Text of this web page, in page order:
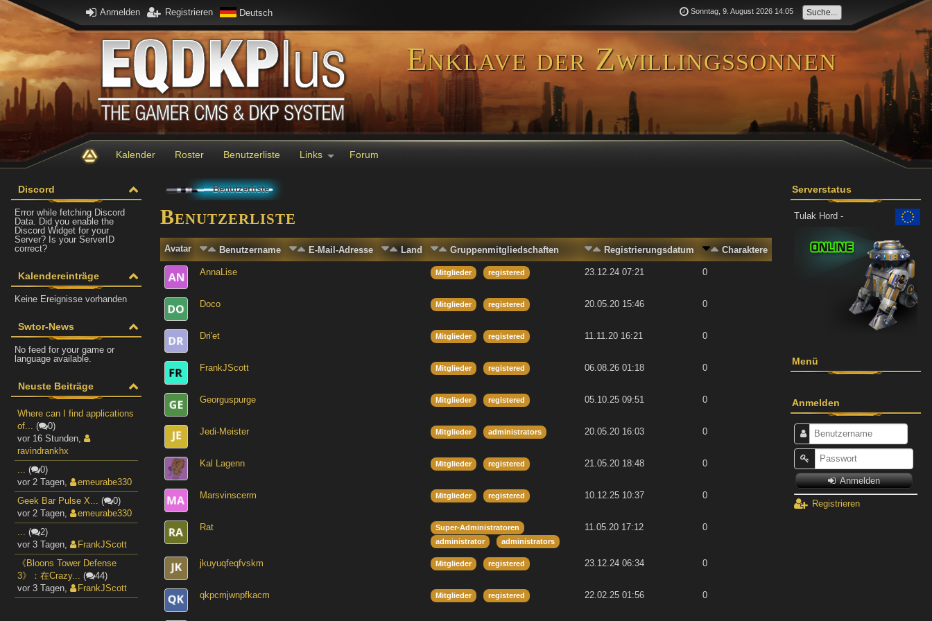
Anmelden Registrieren Deutsch Sonntag, 9. August 2026 14:05
Enklave der Zwillingssonnen
Kalender Roster Benutzerliste Links Forum
Discord
Error while fetching Discord
Data. Did you enable the
Discord Widget for your
Server? Is your ServerID
correct?
Kalendereinträge
Keine Ereignisse vorhanden
Swtor-News
No feed for your game or
language available.
Neuste Beiträge
Where can I find applications
of... (
0)
vor 16 Stunden,
ravindrankhx
... (
0)
vor 2 Tagen,
emeurabe330
Geek Bar Pulse X... (
0)
vor 2 Tagen,
emeurabe330
... (
2)
vor 3 Tagen,
FrankJScott
《Bloons Tower Defense
3》：在Crazy... (
44)
vor 3 Tagen, FrankJScott
Benutzerliste
Benutzerliste
Avatar Benutzername E-Mail-Adresse Land Gruppenmitgliedschaften Registrierungsdatum Charaktere
AnnaLise Mitglieder registered 23.12.24 07:21 0
Doco Mitglieder registered 20.05.20 15:46 0
Dri'et Mitglieder registered 11.11.20 16:21 0
FrankJScott Mitglieder registered 06.08.26 01:18 0
Georguspurge Mitglieder registered 05.10.25 09:51 0
Jedi-Meister Mitglieder administrators 20.05.20 16:03 0
Kal Lagenn Mitglieder registered 21.05.20 18:48 0
Marsvinscerm Mitglieder registered 10.12.25 10:37 0
Rat
Super-Administratoren
administrator
administrators
11.05.20 17:12 0
jkuyuqfeqfvskm Mitglieder registered 23.12.24 06:34 0
qkpcmjwnpfkacm Mitglieder registered 22.02.25 01:56 0
Serverstatus
Tulak Hord -
Menü
Anmelden
Anmelden
Registrieren